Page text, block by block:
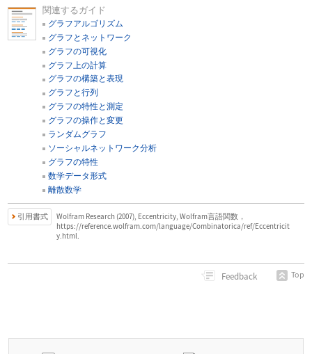
関連するガイド
グラフアルゴリズム
グラフとネットワーク
グラフの可視化
グラフ上の計算
グラフの構築と表現
グラフと行列
グラフの特性と測定
グラフの操作と変更
ランダムグラフ
ソーシャルネットワーク分析
グラフの特性
数学データ形式
離散数学
引用書式
Wolfram Research (2007), Eccentricity, Wolfram言語関数，
https://reference.wolfram.com/language/Combinatorica/ref/Eccentricit
y.html.
Feedback Top